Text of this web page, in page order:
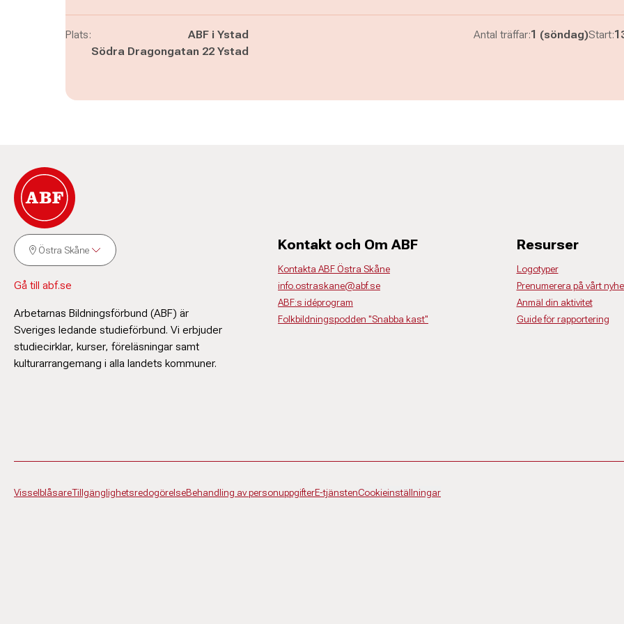
Plats:
ABF i Ystad
Södra Dragongatan 22 Ystad
Antal träffar:1 (söndag)Start:
Östra Skåne
Gå till abf.se
Arbetarnas Bildningsförbund (ABF) är
Sveriges ledande studieförbund. Vi erbjuder
studiecirklar, kurser, föreläsningar samt
kulturarrangemang i alla landets kommuner.
Kontakt och Om ABF
Kontakta ABF Östra Skåne
info.ostraskane@abf.se
ABF:s idéprogram
Folkbildningspodden "Snabba kast"
Resurser
Logotyper
Prenumerera på vårt
Anmäl din aktivitet
Guide för rapportering
VisselblåsareTillgänglighetsredogörelseBehandling av personuppgifterE-tjänstenCookieinställningar